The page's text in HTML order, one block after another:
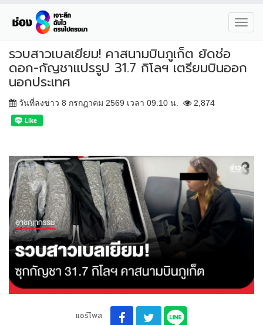
รวบสาวเบลเยียม! คาสนามบินภูเก็ต ยัดช่อ
ดอก-กัญชาแปรรูป 31.7 กิโลฯ เตรียมบินออก
นอกประเทศ
วันที่ลงข่าว 8 กรกฎาคม 2569 เวลา 09:10 น. 2,874
แชร์โพส